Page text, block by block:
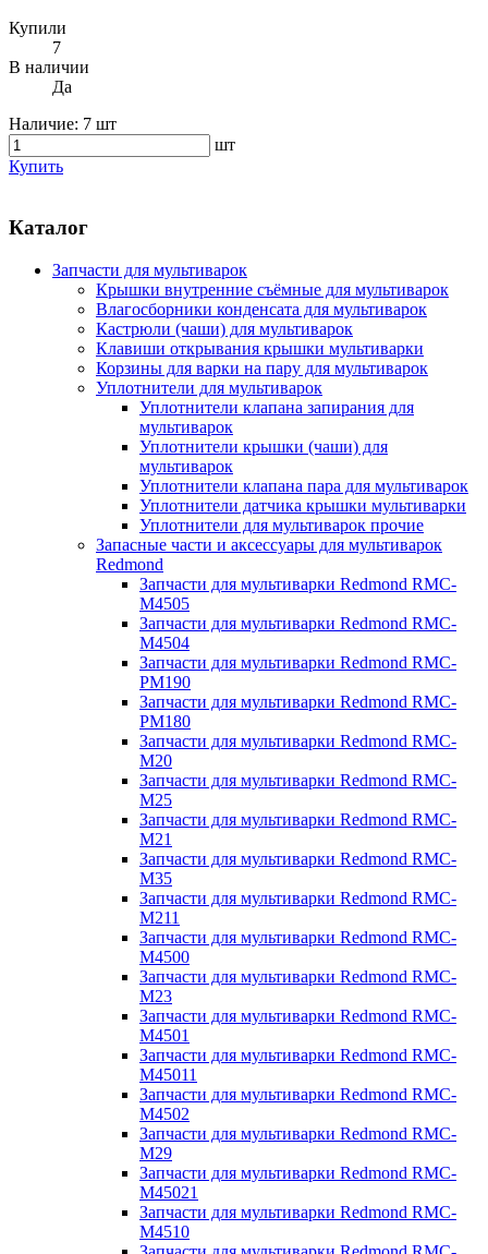
Купили
7
В наличии
Да
Наличие: 7 шт
шт
Купить
Каталог
Запчасти для мультиварок
Крышки внутренние съёмные для мультиварок
Влагосборники конденсата для мультиварок
Кастрюли (чаши) для мультиварок
Клавиши открывания крышки мультиварки
Корзины для варки на пару для мультиварок
Уплотнители для мультиварок
Уплотнители клапана запирания для
мультиварок
Уплотнители крышки (чаши) для
мультиварок
Уплотнители клапана пара для мультиварок
Уплотнители датчика крышки мультиварки
Уплотнители для мультиварок прочие
Запасные части и аксессуары для мультиварок
Redmond
Запчасти для мультиварки Redmond RMC-
M4505
Запчасти для мультиварки Redmond RMC-
M4504
Запчасти для мультиварки Redmond RMC-
PM190
Запчасти для мультиварки Redmond RMC-
PM180
Запчасти для мультиварки Redmond RMC-
M20
Запчасти для мультиварки Redmond RMC-
M25
Запчасти для мультиварки Redmond RMC-
M21
Запчасти для мультиварки Redmond RMC-
M35
Запчасти для мультиварки Redmond RMC-
M211
Запчасти для мультиварки Redmond RMC-
M4500
Запчасти для мультиварки Redmond RMC-
M23
Запчасти для мультиварки Redmond RMC-
M4501
Запчасти для мультиварки Redmond RMC-
M45011
Запчасти для мультиварки Redmond RMC-
M4502
Запчасти для мультиварки Redmond RMC-
M29
Запчасти для мультиварки Redmond RMC-
M45021
Запчасти для мультиварки Redmond RMC-
M4510